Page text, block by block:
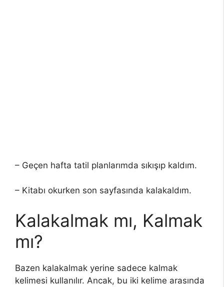
– Geçen hafta tatil planlarımda sıkışıp kaldım.
– Kitabı okurken son sayfasında kalakaldım.
Kalakalmak mı, Kalmak
mı?
Bazen kalakalmak yerine sadece kalmak
kelimesi kullanılır. Ancak, bu iki kelime arasında